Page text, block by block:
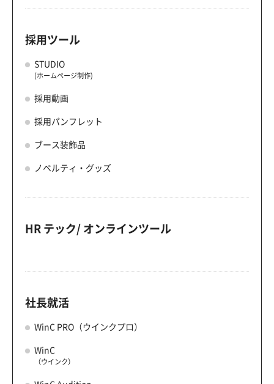
採用ツール
STUDIO
(ホームページ制作)
採用動画
採用パンフレット
ブース装飾品
ノベルティ・グッズ
HR テック/ オンラインツール
社長就活
WinC PRO（ウインクプロ）
WinC
（ウインク）